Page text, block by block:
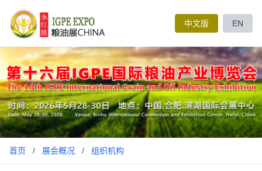
中文版 EN
首页 / 展会概况 / 组织机构